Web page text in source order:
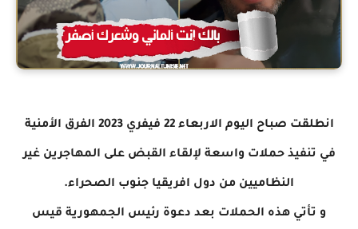
انطلقت صباح اليوم الاربعاء 22 فيفري 2023 الفرق الأمنية
في تنفيذ حملات واسعة لإلقاء القبض على المهاجرين غير
النظاميين من دول افريقيا جنوب الصحراء.
و تأتي هذه الحملات بعد دعوة رئيس الجمهورية قيس